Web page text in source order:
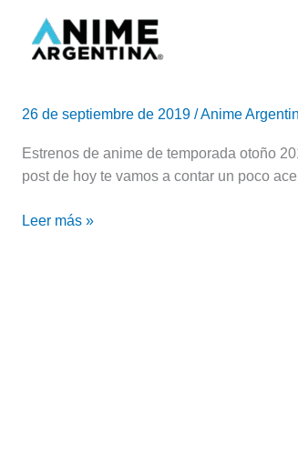
contenido
26 de septiembre de 2019 /Anime
Estrenos de anime de temporada otoño
post de hoy te vamos a contar un poco
anime
otoño
2019
Leer más »